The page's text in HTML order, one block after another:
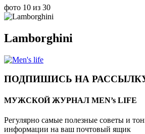
фото 10 из 30
Lamborghini
ПОДПИШИСЬ НА
МУЖСКОЙ ЖУРНАЛ MEN’s LIFE
Регулярно самые полезные советы и
информации на ваш почтовый ящик